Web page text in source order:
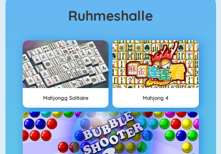
Ruhmeshalle
Mahjongg Solitaire Mahjong 4